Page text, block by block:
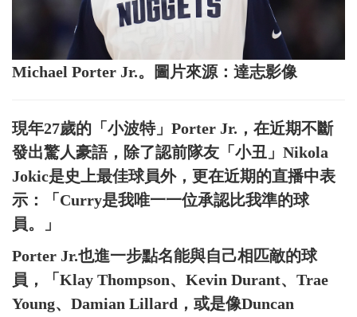
Michael Porter Jr.。圖片來源：達志影像
現年27歲的「小波特」Porter Jr.，在近期不斷
發出驚人豪語，除了認前隊友「小丑」Nikola
Jokic是史上最佳球員外，更在近期的直播中表
示：「Curry是我唯一一位承認比我準的球
員。」
Porter Jr.也進一步點名能與自己相匹敵的球
員，「Klay Thompson、Kevin Durant、Trae
Young、Damian Lillard，或是像Duncan